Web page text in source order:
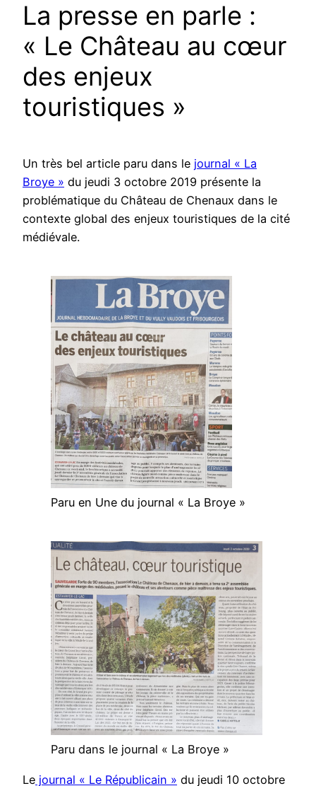
La presse en parle :
« Le Château au cœur
des enjeux
touristiques »
Un très bel article paru dans le journal « La
Broye » du jeudi 3 octobre 2019 présente la
problématique du Château de Chenaux dans le
contexte global des enjeux touristiques de la cité
médiévale.
Paru en Une du journal « La Broye »
Paru dans le journal « La Broye »
Le journal « Le Républicain » du jeudi 10 octobre